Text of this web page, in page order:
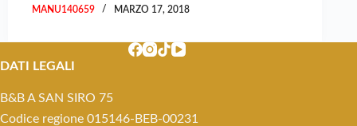
MANU140659 MARZO 17, 2018
DATI LEGALI
B&B A SAN SIRO 75
Codice regione 015146-BEB-00231